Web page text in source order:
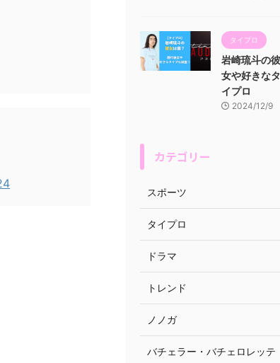
タイプロ
岩崎琉斗の
女や好きな
イプロ
2024/12/9
カテゴリー
スポーツ
タイプロ
ドラマ
トレンド
ノノガ
バチェラー・バチェロレッテ